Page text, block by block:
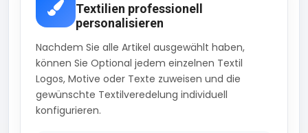
Textilien professionell
personalisieren
Nachdem Sie alle Artikel ausgewählt haben,
können Sie Optional jedem einzelnen Textil
Logos, Motive oder Texte zuweisen und die
gewünschte Textilveredelung individuell
konfigurieren.